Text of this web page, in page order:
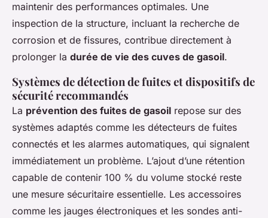
maintenir des performances optimales. Une
inspection de la structure, incluant la recherche de
corrosion et de fissures, contribue directement à
prolonger la durée de vie des cuves de gasoil.
Systèmes de détection de fuites et dispositifs de
sécurité recommandés
La prévention des fuites de gasoil repose sur des
systèmes adaptés comme les détecteurs de fuites
connectés et les alarmes automatiques, qui signalent
immédiatement un problème. L’ajout d’une rétention
capable de contenir 100 % du volume stocké reste
une mesure sécuritaire essentielle. Les accessoires
comme les jauges électroniques et les sondes anti-